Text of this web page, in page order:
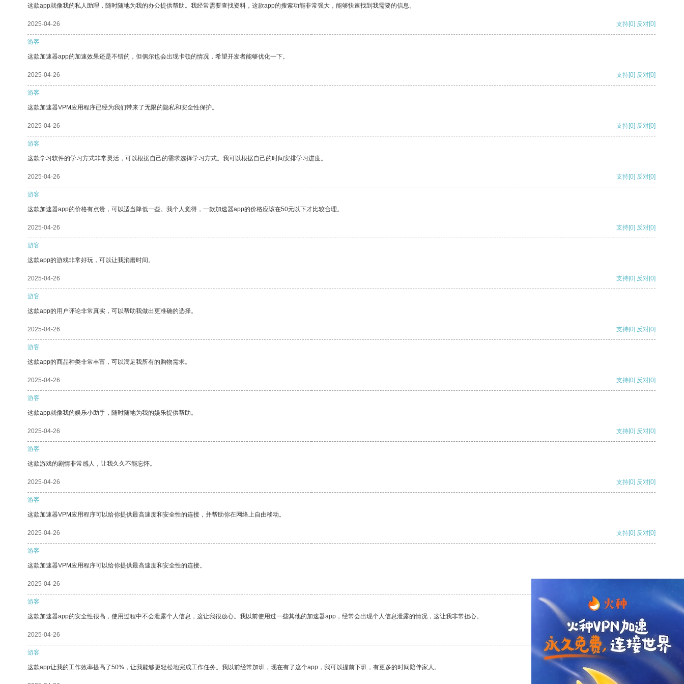
这款app就像我的私人助理，随时随地为我的办公提供帮助。我经常需要查找资料，这款app的搜索功能非常强大，能够快速找到我需要的信息。
2025-04-26 支持[0] 反对[0]
游客
这款加速器app的加速效果还是不错的，但偶尔也会出现卡顿的情况，希望开发者能够优化一下。
2025-04-26 支持[0] 反对[0]
游客
这款加速器VPM应用程序已经为我们带来了无限的隐私和安全性保护。
2025-04-26 支持[0] 反对[0]
游客
这款学习软件的学习方式非常灵活，可以根据自己的需求选择学习方式。我可以根据自己的时间安排学习进度。
2025-04-26 支持[0] 反对[0]
游客
这款加速器app的价格有点贵，可以适当降低一些。我个人觉得，一款加速器app的价格应该在50元以下才比较合理。
2025-04-26 支持[0] 反对[0]
游客
这款app的游戏非常好玩，可以让我消磨时间。
2025-04-26 支持[0] 反对[0]
游客
这款app的用户评论非常真实，可以帮助我做出更准确的选择。
2025-04-26 支持[0] 反对[0]
游客
这款app的商品种类非常丰富，可以满足我所有的购物需求。
2025-04-26 支持[0] 反对[0]
游客
这款app就像我的娱乐小助手，随时随地为我的娱乐提供帮助。
2025-04-26 支持[0] 反对[0]
游客
这款游戏的剧情非常感人，让我久久不能忘怀。
2025-04-26 支持[0] 反对[0]
游客
这款加速器VPM应用程序可以给你提供最高速度和安全性的连接，并帮助你在网络上自由移动。
2025-04-26 支持[0] 反对[0]
游客
这款加速器VPM应用程序可以给你提供最高速度和安全性的连接。
2025-04-26
游客
这款加速器app的安全性很高，使用过程中不会泄露个人信息，这让我很放心。我以前使用过一些其他的加速器app，经常会出现个人信息泄露的情况，这让我非常担心。
2025-04-26 支持 [0] 反对 [0]
游客
这款app让我的工作效率提高了50%，让我能够更轻松地完成工作任务。我以前经常加班，现在有了这个app，我可以提前下班，有更多的时间陪伴家人。